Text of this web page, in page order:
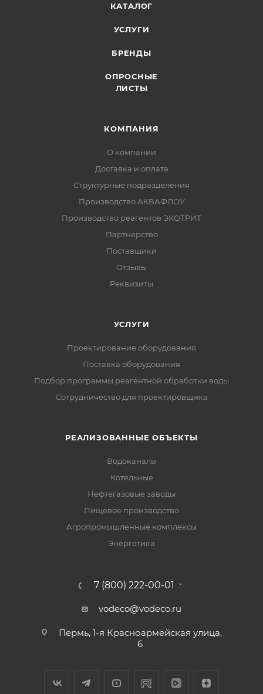
КАТАЛОГ
УСЛУГИ
БРЕНДЫ
ОПРОСНЫЕ
ЛИСТЫ
КОМПАНИЯ
О компании
Доставка и оплата
Структурные подразделения
Производство АКВАФЛОУ
Производство реагентов ЭКОТРИТ
Партнерство
Поставщики
Отзывы
Реквизиты
УСЛУГИ
Проектирование оборудования
Поставка оборудования
Подбор программы реагентной обработки воды
Сотрудничество для проектировщика
РЕАЛИЗОВАННЫЕ ОБЪЕКТЫ
Водоканалы
Котельные
Нефтегазовые заводы
Пищевое производство
Агропромышленные комплексы
Энергетика
7 (800) 222-00-01
vodeco@vodeco.ru
Пермь, 1-я Красноармейская улица,
6